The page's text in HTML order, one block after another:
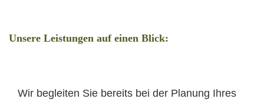
Unsere Leistungen auf einen Blick:
Wir begleiten Sie bereits bei der Planung Ihres